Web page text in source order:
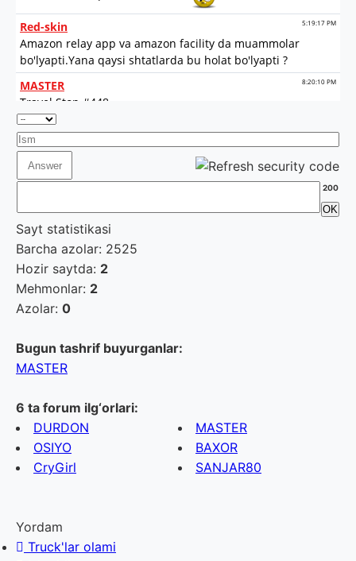
200
Sayt statistikasi
Barcha azolar: 2525
Hozir saytda: 2
Mehmonlar: 2
Azolar: 0
Bugun tashrif buyurganlar:
MASTER
6 ta forum ilg‘orlari:
DURDON
MASTER
OSIYO
BAXOR
CryGirl
SANJAR80
Yordam
Truck'lar olami